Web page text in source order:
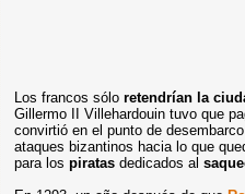
Los francos sóloretendrían la
Gillermo II Villehardouin tuvo que
convirtió en el punto de
ataques bizantinos hacia lo que
para lospiratas dedicados al